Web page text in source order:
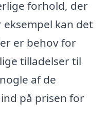
forhold, der
kan det
er behov for
tilladelser til
af de
på prisen for